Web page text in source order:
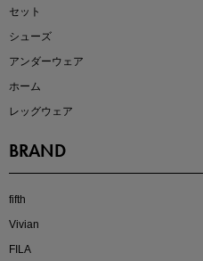
セット
シューズ
アンダーウェア
ホーム
レッグウェア
BRAND
fifth
Vivian
FILA